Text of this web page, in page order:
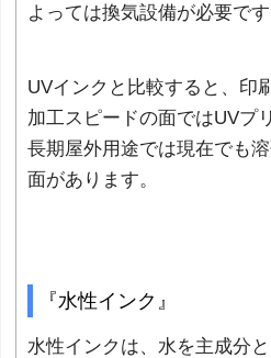
よっては換気設備が必要です
UVインクと比較すると、印
加工スピードの面ではUVプ
長期屋外用途では現在でも
面があります。
『水性インク』
水性インクは、水を主成分と